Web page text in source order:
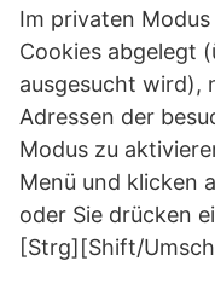
Im privaten
Cookies abgelegt
ausgesucht wird),
Adressen der
Modus zu
Menü und klicken
oder Sie drücken
[Strg][Shift/